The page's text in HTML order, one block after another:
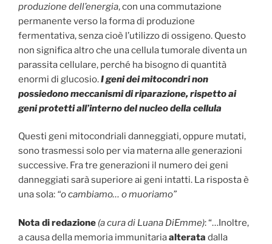
produzione dell’energia, con una commutazione
permanente verso la forma di produzione
fermentativa, senza cioè l’utilizzo di ossigeno. Questo
non significa altro che una cellula tumorale diventa un
parassita cellulare, perché ha bisogno di quantità
enormi di glucosio.I geni dei mitocondri non
possiedono meccanismi di riparazione, rispetto ai
geni protetti all’interno del nucleo della cellula
Questi geni mitocondriali danneggiati, oppure mutati,
sono trasmessi solo per via materna alle generazioni
successive. Fra tre generazioni il numero dei geni
danneggiati sarà superiore ai geni intatti. La risposta è
una sola: “o cambiamo… o muoriamo”
Nota di redazione (a cura di Luana DiEmme): “…Inoltre,
a causa della memoria immunitariaalterata dalla